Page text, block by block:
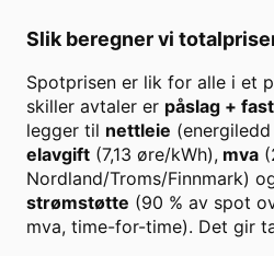
Slik beregner vi
Spotprisen er lik for alle i et
skiller avtaler er påslag +
legger til nettleie
elavgift (7,13 øre/kWh), mva
Nordland/Troms/Finnmark)
strømstøtte (90 % av spot
mva, time-for-time). Det gir